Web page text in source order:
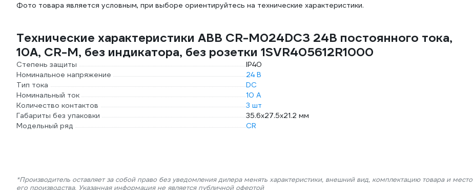
Фото товара является условным, при выборе ориентируйтесь на технические характеристики.
Технические характеристики ABB CR-M024DC3 24В постоянного тока,
10А, CR-M, без индикатора, без розетки 1SVR405612R1000
Степень защиты
IP40
Номинальное напряжение
24 В
Тип тока
DC
Номинальный ток
10 А
Количество контактов
3 шт
Габариты без упаковки
35.6х27.5х21.2 мм
Модельный ряд
CR
*Производитель оставляет за собой право без уведомления дилера менять характеристики, внешний вид, комплектацию товара и место
его производства. Указанная информация не является публичной офертой